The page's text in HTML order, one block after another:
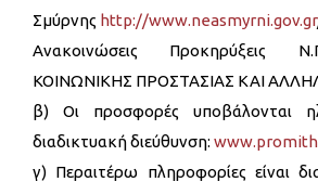
Σμύρνης http://www.neasmyrni.gov.gr
Ανακοινώσεις Προκηρύξεις
ΚΟΙΝΩΝΙΚΗΣ ΠΡΟΣΤΑΣΙΑΣ ΚΑΙ
β) Οι προσφορές υποβάλονται
διαδικτυακή διεύθυνση:
γ) Περαιτέρω πληροφορίες είναι